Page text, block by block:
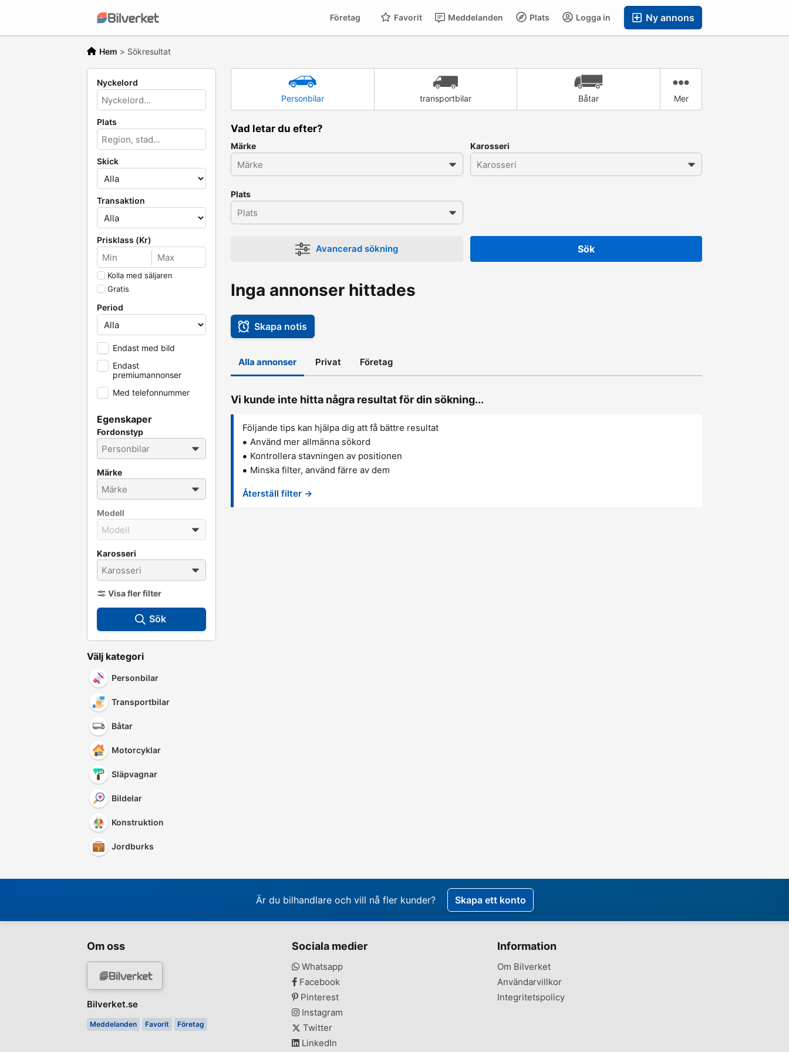
Ny annons
Logga in
Plats
Meddelanden
Favorit
Företag
Hem > Sökresultat
Nyckelord
Plats
Skick
Transaktion
Prisklass (Kr)
Kolla med säljaren
Gratis
Period
Endast med bild
Endast
premiumannonser
Med telefonnummer
Egenskaper
Fordonstyp
Märke
Modell
Karosseri
Visa fler filter
Sök
Välj kategori
Personbilar
Transportbilar
Båtar
Motorcyklar
Släpvagnar
Bildelar
Konstruktion
Jordburks
Personbilar transportbilar Båtar Mer
Vad letar du efter?
Märke Karosseri
Plats
Avancerad sökning Sök
Inga annonser hittades
Skapa notis
Alla annonser Privat Företag
Vi kunde inte hitta några resultat för din sökning...
Följande tips kan hjälpa dig att få bättre resultat
Använd mer allmänna sökord
Kontrollera stavningen av positionen
Minska filter, använd färre av dem
Återställ filter →
Är du bilhandlare och vill nå fler kunder? Skapa ett konto
Om oss
Bilverket.se
Meddelanden Favorit Företag
Sociala medier
Whatsapp
Facebook
Pinterest
Instagram
Twitter
LinkedIn
Information
Om Bilverket
Användarvillkor
Integritetspolicy